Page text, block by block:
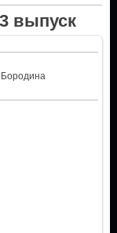
выпуск
Бородина